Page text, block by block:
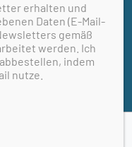
Unternehmen
erhalten und
Daten (E-Mail-
gemäß
werden. Ich
indem
nutze.